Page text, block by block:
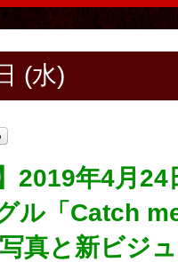
(水)
2019年4月
ル「Catch
真と新ビジ